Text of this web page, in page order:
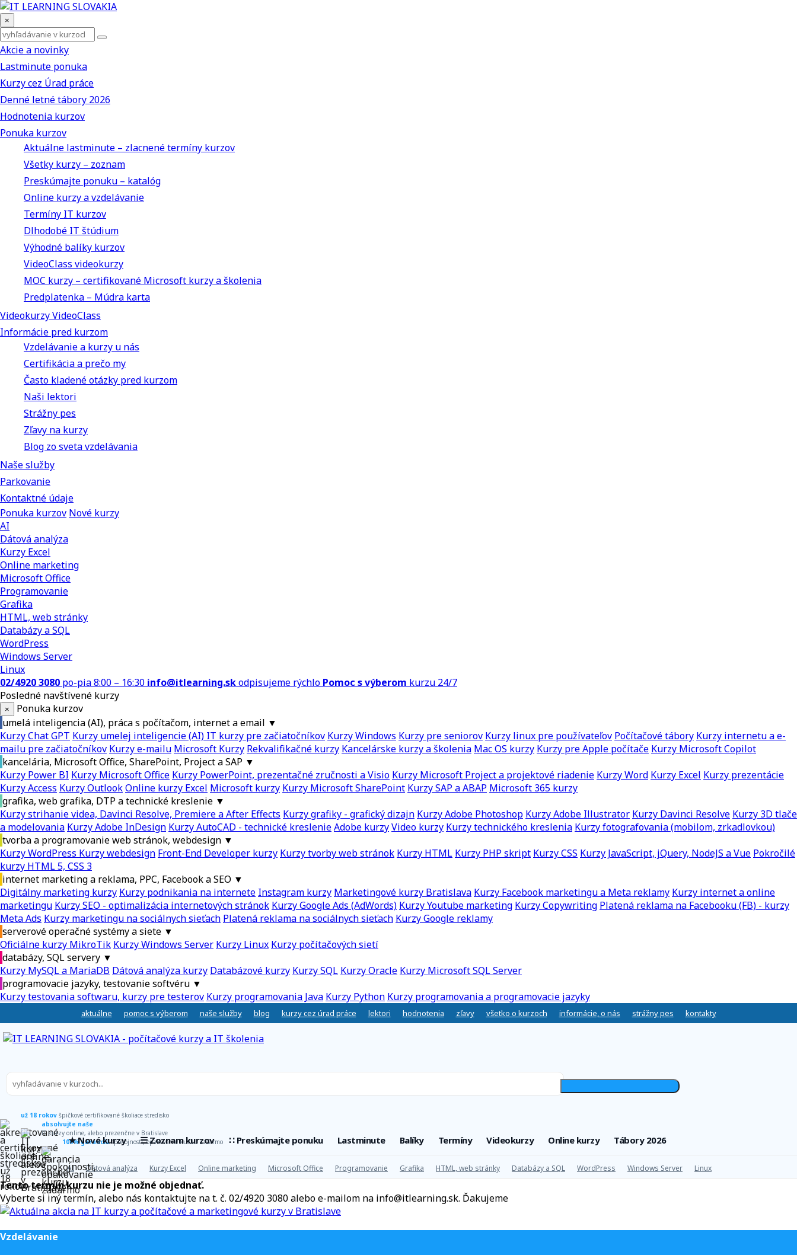
×
Akcie a novinky
Lastminute ponuka
Kurzy cez Úrad práce
Denné letné tábory 2026
Hodnotenia kurzov
Ponuka kurzov
Aktuálne lastminute – zlacnené termíny kurzov
Všetky kurzy – zoznam
Preskúmajte ponuku – katalóg
Online kurzy a vzdelávanie
Termíny IT kurzov
Dlhodobé IT štúdium
Výhodné balíky kurzov
VideoClass videokurzy
MOC kurzy – certifikované Microsoft kurzy a školenia
Predplatenka – Múdra karta
Videokurzy VideoClass
Informácie pred kurzom
Vzdelávanie a kurzy u nás
Certifikácia a prečo my
Často kladené otázky pred kurzom
Naši lektori
Strážny pes
Zľavy na kurzy
Blog zo sveta vzdelávania
Naše služby
Parkovanie
Kontaktné údaje
Ponuka kurzov Nové kurzy
AI
Dátová analýza
Kurzy Excel
Online marketing
Microsoft Office
Programovanie
Grafika
HTML, web stránky
Databázy a SQL
WordPress
Windows Server
Linux
02/4920 3080 po-pia 8:00 – 16:30 info@itlearning.skodpisujeme rýchlo Pomoc s výberom kurzu 24/7
Posledné navštívené kurzy
×
Ponuka kurzov
umelá inteligencia (AI), práca s počítačom, internet a email ▼
Kurzy Chat GPT Kurzy umelej inteligencie (AI) IT kurzy pre začiatočníkov Kurzy Windows Kurzy pre seniorov Kurzy linux pre používateľov Počítačové tábory Kurzy internetu a e-
mailu pre začiatočníkov Kurzy e-mailu Microsoft Kurzy Rekvalifikačné kurzy Kancelárske kurzy a školenia Mac OS kurzy Kurzy pre Apple počítače Kurzy Microsoft Copilot
kancelária, Microsoft Office, SharePoint, Project a SAP ▼
Kurzy Power BI Kurzy Microsoft Office Kurzy PowerPoint, prezentačné zručnosti a Visio Kurzy Microsoft Project a projektové riadenie Kurzy Word Kurzy Excel Kurzy prezentácie
Kurzy Access Kurzy OutlookOnline kurzy Excel Microsoft kurzy Kurzy Microsoft SharePoint Kurzy SAP a ABAP Microsoft 365 kurzy
grafika, web grafika, DTP a technické kreslenie ▼
Kurzy strihanie videa, Davinci Resolve, Premiere a After Effects Kurzy grafiky - grafický dizajn Kurzy Adobe Photoshop Kurzy Adobe Illustrator Kurzy Davinci Resolve Kurzy 3D tlače
a modelovania Kurzy Adobe InDesign Kurzy AutoCAD - technické kreslenieAdobe kurzyVideo kurzy Kurzy technického kreslenia Kurzy fotografovania (mobilom, zrkadlovkou)
tvorba a programovanie web stránok, webdesign ▼
Kurzy WordPress Kurzy webdesign Front-End Developer kurzy Kurzy tvorby web stránok Kurzy HTML Kurzy PHP skript Kurzy CSS Kurzy JavaScript, jQuery, NodeJS a Vue Pokročilé
kurzy HTML 5, CSS 3
internet marketing a reklama, PPC, Facebook a SEO ▼
Digitálny marketing kurzy Kurzy podnikania na internete Instagram kurzy Marketingové kurzy Bratislava Kurzy Facebook marketingu a Meta reklamy Kurzy internet a online
marketingu Kurzy SEO - optimalizácia internetových stránok Kurzy Google Ads (AdWords) Kurzy Youtube marketing Kurzy Copywriting Platená reklama na Facebooku (FB) - kurzy
Meta Ads Kurzy marketingu na sociálnych sieťach Platená reklama na sociálnych sieťach Kurzy Google reklamy
serverové operačné systémy a siete ▼
Oficiálne kurzy MikroTik Kurzy Windows Server Kurzy Linux Kurzy počítačových sietí
databázy, SQL servery ▼
Kurzy MySQL a MariaDB Dátová analýza kurzy Databázové kurzy Kurzy SQL Kurzy Oracle Kurzy Microsoft SQL Server
programovacie jazyky, testovanie softvéru ▼
Kurzy testovania softwaru, kurzy pre testerov Kurzy programovania Java Kurzy Python Kurzy programovania a programovacie jazyky
aktuálne pomoc s výberom naše služby blog kurzy cez úrad práce lektori hodnotenia zľavy všetko o kurzoch informácie, o nás strážny pes kontakty
už 18 rokov špičkové certifikované školiace stredisko
absolvujte naše
IT kurzy online, alebo prezenčne v Bratislave
100% garanciaspokojnosti, opakovanie kurzu zadarmo
★ Nové kurzy ☰ Zoznam kurzov ∷ Preskúmajte ponuku Lastminute Balíky Termíny Videokurzy Online kurzy Tábory 2026
AI Dátová analýza Kurzy Excel Online marketing Microsoft Office Programovanie Grafika HTML, web stránky Databázy a SQL WordPress Windows Server Linux
Tento termín kurzu nie je možné objednať.
Vyberte si iný termín, alebo nás kontaktujte na t. č. 02/4920 3080 alebo e-mailom na info@itlearning.sk. Ďakujeme
Vzdelávanie